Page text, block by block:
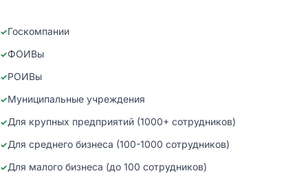
Госкомпании
ФОИВы
РОИВы
Муниципальные учреждения
Для крупных предприятий (1000+ сотрудников)
Для среднего бизнеса (100-1000 сотрудников)
Для малого бизнеса (до 100 сотрудников)